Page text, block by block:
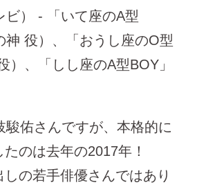
ビ） - 「いて座のA型
神 役）、「おうし座のО型
）、「しし座のA型BOY」
駿佑さんですが、本格的に
のは去年の2017年！
しの若手俳優さんではあり